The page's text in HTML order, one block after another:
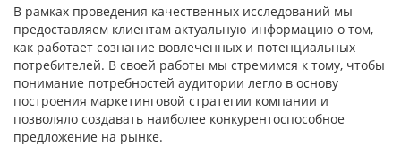
В рамках проведения качественных исследований мы
предоставляем клиентам актуальную информацию о том,
как работает сознание вовлеченных и потенциальных
потребителей. В своей работы мы стремимся к тому, чтобы
понимание потребностей аудитории легло в основу
построения маркетинговой стратегии компании и
позволяло создавать наиболее конкурентоспособное
предложение на рынке.